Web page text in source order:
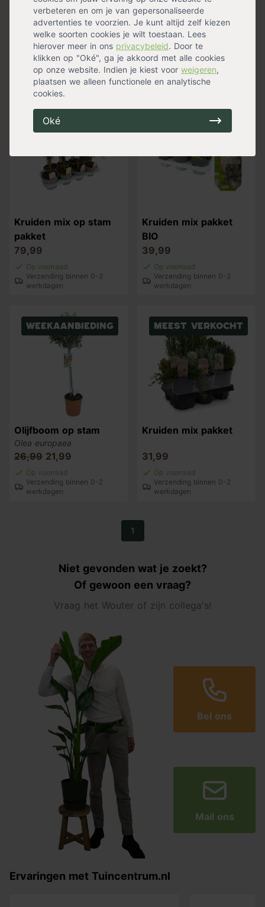
verbeteren en om je van gepersonaliseerde
advertenties te voorzien. Je kunt altijd zelf kiezen
welke soorten cookies je wilt toestaan. Lees
hierover meer in ons privacybeleid. Door te
klikken op "Oké", ga je akkoord met alle cookies
op onze website. Indien je kiest voor weigeren,
plaatsen we alleen functionele en analytische
cookies.
Oké
Vleugeltjesbloem
Polygala myrtifolia
28,99
Niet op voorraad
Kruiden mix in XXL
potten
99,99
Op voorraad
Verzending binnen 0-2
werkdagen
Nieuw
Kruiden mix op stam
pakket
79,99
Op voorraad
Verzending binnen 0-2
werkdagen
Kruiden mix pakket
BIO
39,99
Op voorraad
Verzending binnen 0-2
werkdagen
Weekaanbieding
Olijfboom op stam
Olea europaea
26,99 21,99
Op voorraad
Verzending binnen 0-2
werkdagen
Meest verkocht
Kruiden mix pakket
31,99
Op voorraad
Verzending binnen 0-2
werkdagen
1
Niet gevonden wat je zoekt?
Of gewoon een vraag?
Vraag het Wouter of zijn collega's!
Bel ons
Mail ons
Ervaringen met Tuincentrum.nl